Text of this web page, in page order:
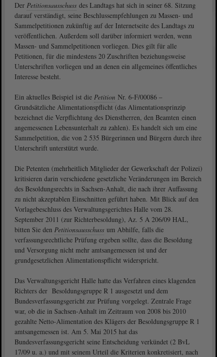
Der Petitionsausschuss des Landtags hat sich in seiner 68. Sitzung
darauf verständigt, seine Beschlussempfehlungen zu Massen- und
Sammelpetitionen zukünftig auf der Internetseite des Landtags zu
veröffentlichen. Außerdem soll darüber informiert werden, wenn
Massen- und Sammelpetitionen vorliegen. Dies gilt für alle
Petitionen, für die mindestens 20 Zuschriften beziehungsweise
Unterschriften vorliegen und an denen ein allgemeines öffentliches
Interesse besteht.
Ein aktuelles Beispiel ist die Petition Nr. 6-F/00086 –
Grundsätzliche Alimentationspflicht (das Alimentationsprinzip
bezeichnet die Verpflichtung des Dienstherren, den Beamten einen
angemessenen Lebensunterhalt zu zahlen). Es handelt sich um eine
Sammelpetition, die von 2 535 Bürgerinnen und Bürgern durch ihre
Unterschrift unterstützt wurde.
Die Petenten (mehrheitlich Mitglieder der Gewerkschaft der Polizei)
kritisieren darin verschiedene gesetzliche Veränderungen im Bereich
des Besoldungsrechts in Sachsen-Anhalt, die nach ihrer Auffassung
zu nicht akzeptablen Einschnitten geführt haben. Mit Blick auf den
Vorlagebeschluss des Verwaltungsgerichtes Halle vom 28.
September 2011 (zur Richterbesoldung), Az. 5 A 206/09 HAL,
bitten Sie den Petitionsausschuss um Abhilfe, falls die
verfassungsrechtliche Prüfung ergeben sollte, dass die Besoldung
und Versorgung nicht mehr amtsangemessen ist und der
grundgesetzlichen Alimentationspflicht widerspricht.
Das Verwaltungsgericht Halle hatte das Verfahren eines klagenden
Richters der Besoldungsgruppe R 1 ausgesetzt und dem
Bundesverfassungsgericht zur Prüfung vorgelegt. Zentrale Frage
war, ob die in Sachsen-Anhalt im Zeitraum von 2008 bis 2010
gezahlte Netto-Alimentation des Klägers der Besoldungsgruppe R 1
amtsangemessen ist. Am 5. Mai 2015 hat das
Bundesverfassungsgericht seine Entscheidung verkündet (2 BvL
17/09 u. a.) und mit seinem Urteil die Kriterien konkretisiert, nach